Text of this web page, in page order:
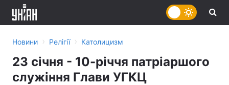
Новини › Релігії › Католицизм
23 січня - 10-річчя патріаршого
служіння Глави УГКЦ